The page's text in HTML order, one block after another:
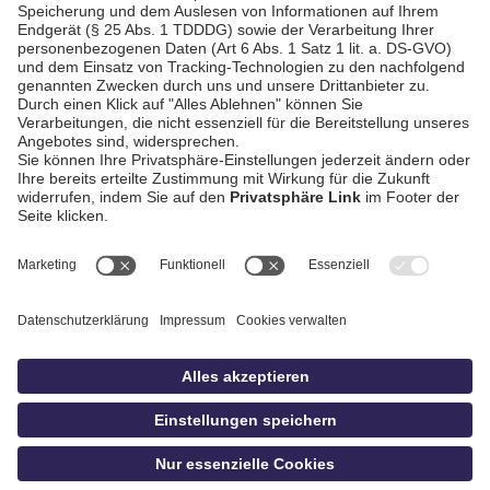
Bezirksliga West
AGB / Gewinnspiele
Datenschutz
Impressum
idowa
Privatsphäre